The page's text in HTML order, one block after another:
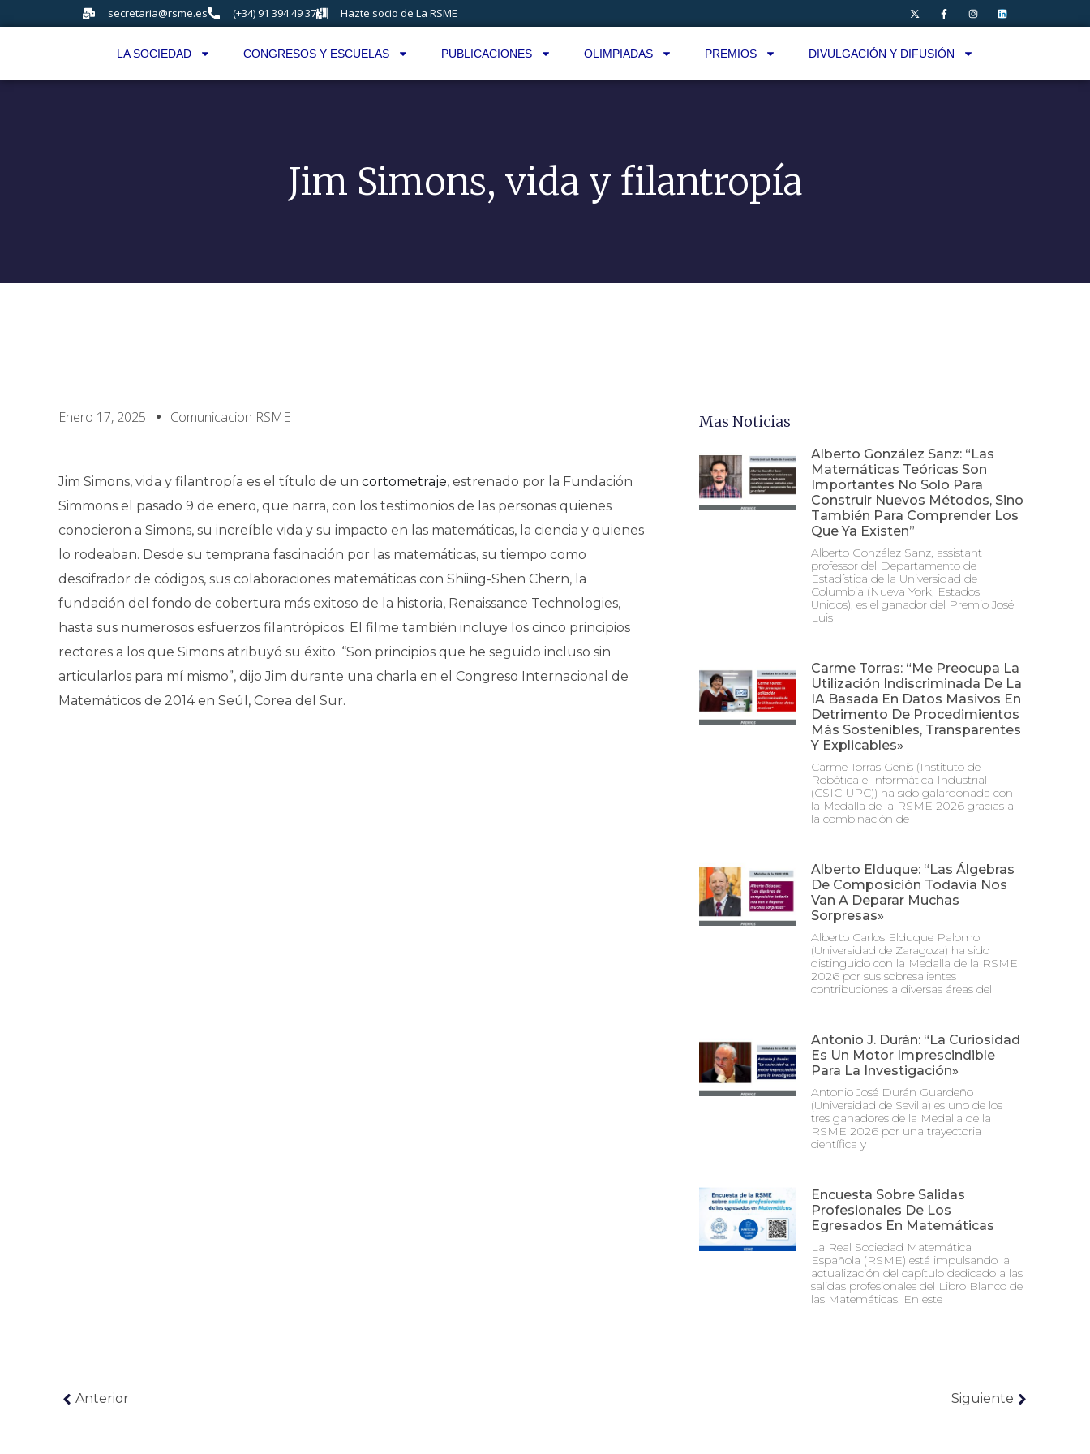
secretaria@rsme.es (+34) 91 394 49 37 Hazte socio de La RSME
LA SOCIEDAD CONGRESOS Y ESCUELAS PUBLICACIONES OLIMPIADAS PREMIOS DIVULGACIÓN Y DIFUSIÓN
Jim Simons, vida y filantropía
Enero 17, 2025 Comunicacion RSME
Jim Simons, vida y filantropía es el título de un cortometraje, estrenado por la Fundación
Simmons el pasado 9 de enero, que narra, con los testimonios de las personas quienes
conocieron a Simons, su increíble vida y su impacto en las matemáticas, la ciencia y quienes
lo rodeaban. Desde su temprana fascinación por las matemáticas, su tiempo como
descifrador de códigos, sus colaboraciones matemáticas con Shiing-Shen Chern, la
fundación del fondo de cobertura más exitoso de la historia, Renaissance Technologies,
hasta sus numerosos esfuerzos filantrópicos. El filme también incluye los cinco principios
rectores a los que Simons atribuyó su éxito. “Son principios que he seguido incluso sin
articularlos para mí mismo”, dijo Jim durante una charla en el Congreso Internacional de
Matemáticos de 2014 en Seúl, Corea del Sur.
Mas Noticias
Alberto González Sanz: “Las
Matemáticas Teóricas Son
Importantes No Solo Para
Construir Nuevos Métodos, Sino
También Para Comprender Los
Que Ya Existen”
Alberto González Sanz, assistant
professor del Departamento de
Estadística de la Universidad de
Columbia (Nueva York, Estados
Unidos), es el ganador del Premio José
Luis
Carme Torras: “Me Preocupa La
Utilización Indiscriminada De La
IA Basada En Datos Masivos En
Detrimento De Procedimientos
Más Sostenibles, Transparentes
Y Explicables»
Carme Torras Genís (Instituto de
Robótica e Informática Industrial
(CSIC-UPC)) ha sido galardonada con
la Medalla de la RSME 2026 gracias a
la combinación de
Alberto Elduque: “Las Álgebras
De Composición Todavía Nos
Van A Deparar Muchas
Sorpresas»
Alberto Carlos Elduque Palomo
(Universidad de Zaragoza) ha sido
distinguido con la Medalla de la RSME
2026 por sus sobresalientes
contribuciones a diversas áreas del
Antonio J. Durán: “La Curiosidad
Es Un Motor Imprescindible
Para La Investigación»
Antonio José Durán Guardeño
(Universidad de Sevilla) es uno de los
tres ganadores de la Medalla de la
RSME 2026 por una trayectoria
científica y
Encuesta Sobre Salidas
Profesionales De Los
Egresados En Matemáticas
La Real Sociedad Matemática
Española (RSME) está impulsando la
actualización del capítulo dedicado a las
salidas profesionales del Libro Blanco de
las Matemáticas. En este
Anterior Siguiente